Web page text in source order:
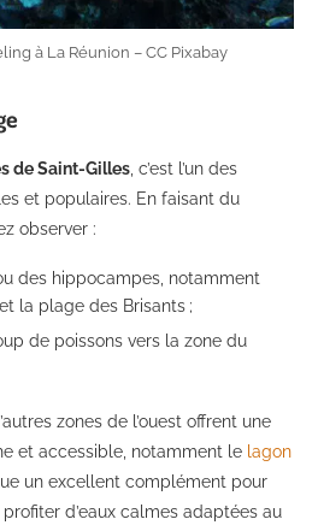
à La Réunion – CC Pixabay
de Saint-Gilles, c’est l’un des
et populaires. En faisant du
observer :
des hippocampes, notamment
la plage des Brisants ;
de poissons vers la zone du
zones de l’ouest offrent une
et accessible, notamment le lagon
un excellent complément pour
d’eaux calmes adaptées au